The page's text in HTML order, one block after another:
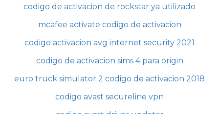
codigo de activacion de rockstar ya utilizado
mcafee activate codigo de activacion
codigo activacion avg internet security 2021
codigo de activacion sims 4 para origin
euro truck simulator 2 codigo de activacion 2018
codigo avast secureline vpn